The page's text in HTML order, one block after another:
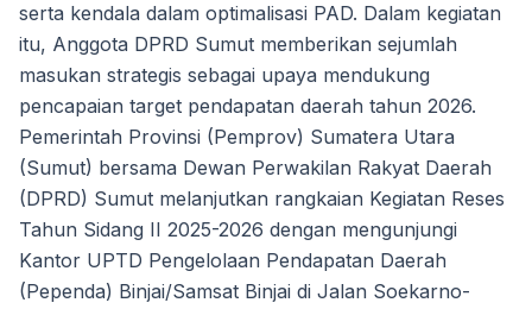
serta kendala dalam optimalisasi PAD. Dalam kegiatan
itu, Anggota DPRD Sumut memberikan sejumlah
masukan strategis sebagai upaya mendukung
pencapaian target pendapatan daerah tahun 2026.
Pemerintah Provinsi (Pemprov) Sumatera Utara
(Sumut) bersama Dewan Perwakilan Rakyat Daerah
(DPRD) Sumut melanjutkan rangkaian Kegiatan Reses
Tahun Sidang II 2025-2026 dengan mengunjungi
Kantor UPTD Pengelolaan Pendapatan Daerah
(Pependa) Binjai/Samsat Binjai di Jalan Soekarno-